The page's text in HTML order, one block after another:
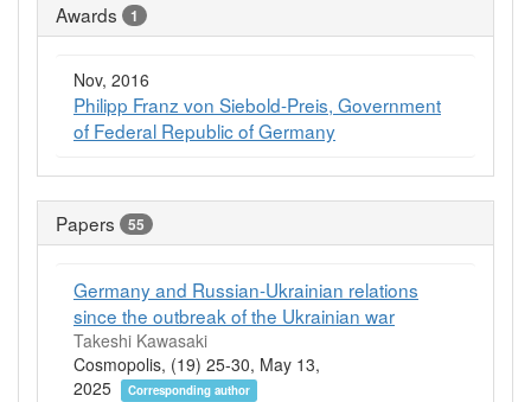
Awards 1
Nov, 2016
Philipp Franz von Siebold-Preis, Government
of Federal Republic of Germany
Papers 55
Germany and Russian-Ukrainian relations
since the outbreak of the Ukrainian war
Takeshi Kawasaki
Cosmopolis, (19) 25-30, May 13,
2025
Corresponding author